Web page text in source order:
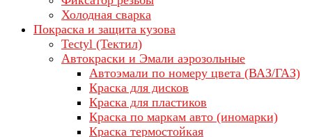
Холодная сварка
Покраска и защита кузова
Tectyl (Тектил)
Автокраски и Эмали аэрозольные
Автоэмали по номеру цвета (ВАЗ/ГАЗ)
Краска для дисков
Краска для пластиков
Краска по маркам авто (иномарки)
Краска термостойкая